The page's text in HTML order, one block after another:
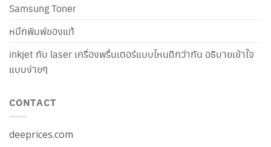
Samsung Toner
หมึกพิมพ์ของแท้
inkjet กับ laser เครื่องพริ้นเตอร์แบบไหนดีกว่ากัน อธิบายเข้าใจ
แบบง่ายๆ
CONTACT
deeprices.com